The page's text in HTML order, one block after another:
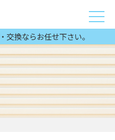
交換ならお任せ下さい。